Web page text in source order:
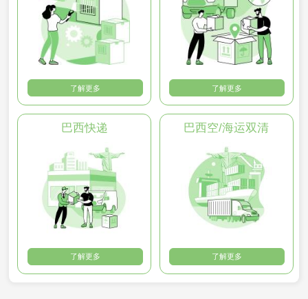
了解更多 了解更多
巴西快递
了解更多
巴西空/海运双清
了解更多